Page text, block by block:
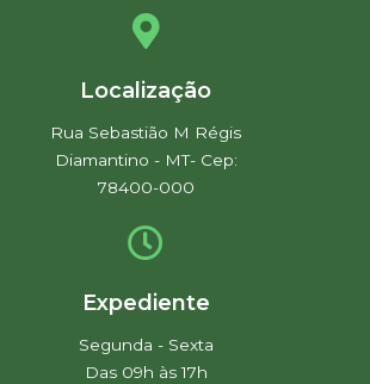
Localização
Rua Sebastião M Régis
Diamantino - MT- Cep:
78400-000
Expediente
Segunda - Sexta
Das 09h às 17h